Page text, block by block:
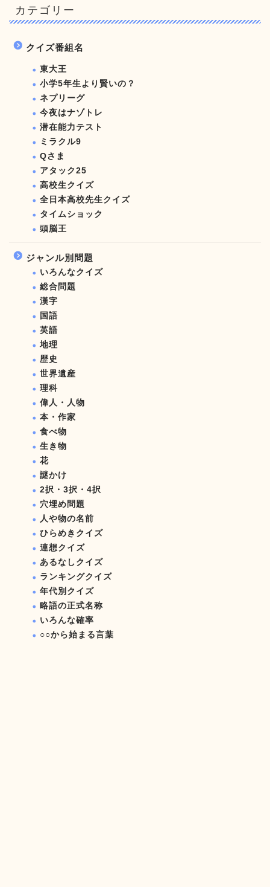
カテゴリー
クイズ番組名
東大王
小学5年生より賢いの？
ネプリーグ
今夜はナゾトレ
潜在能力テスト
ミラクル9
Qさま
アタック25
高校生クイズ
全日本高校先生クイズ
タイムショック
頭脳王
ジャンル別問題
いろんなクイズ
総合問題
漢字
国語
英語
地理
歴史
世界遺産
理科
偉人・人物
本・作家
食べ物
生き物
花
謎かけ
2択・3択・4択
穴埋め問題
人や物の名前
ひらめきクイズ
連想クイズ
あるなしクイズ
ランキングクイズ
年代別クイズ
略語の正式名称
いろんな確率
○○から始まる言葉